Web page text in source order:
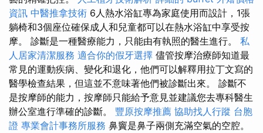
資訊 中醫推拿技術 6人熱水浴缸專為家庭使用而設計，1張
躺椅和3個座位確保成人和兒童都可以在熱水浴缸中享受按
摩。 診斷是一種醫療能力，只能由有執照的醫生進行。 私
人居家清潔服務 適合你的假牙選擇 儘管按摩治療師知道最
常見的運動疾病、變化和退化，他們可以解釋用拉丁文寫的
醫學檢查結果，但這並不意味著他們被診斷出來。 診斷不
是按摩師的能力，按摩師只能給予意見並建議您去專科醫生
辦公室進行準確的診斷。 豐原按摩推薦 協助找人行蹤 台胞
證 專業會計事務所服務 鼻竇是鼻子兩側充滿空氣的空腔。